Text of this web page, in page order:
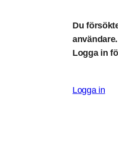
Du
användare.
Logga in
Logga in